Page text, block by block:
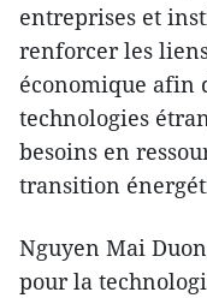
entreprises et
renforcer les
économique afin
technologies
besoins en
transition
Nguyen Mai
pour la